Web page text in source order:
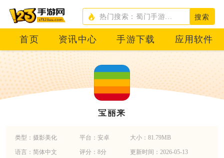
搜索
首页 资讯中心 手游下载 应用软件
宝丽来
类型：摄影美化 平台：安卓 大小：81.79MB
语言：简体中文 评分：8分 更新时间：2026-05-13